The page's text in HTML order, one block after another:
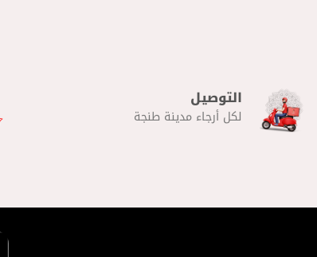
التوصيل
لكل أرجاء مدينة طنجة